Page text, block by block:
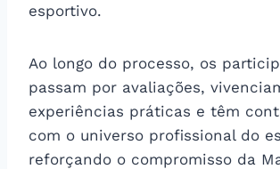
esportivo.
Ao longo do processo, os
passam por avaliações,
experiências práticas e têm
com o universo profissional do
reforçando o compromisso da